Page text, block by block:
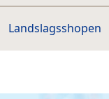
Landslagsshopen